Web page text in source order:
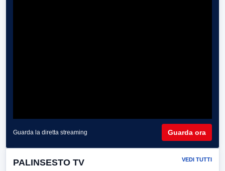
Guarda la diretta streaming Guarda ora
PALINSESTO TV VEDI TUTTI